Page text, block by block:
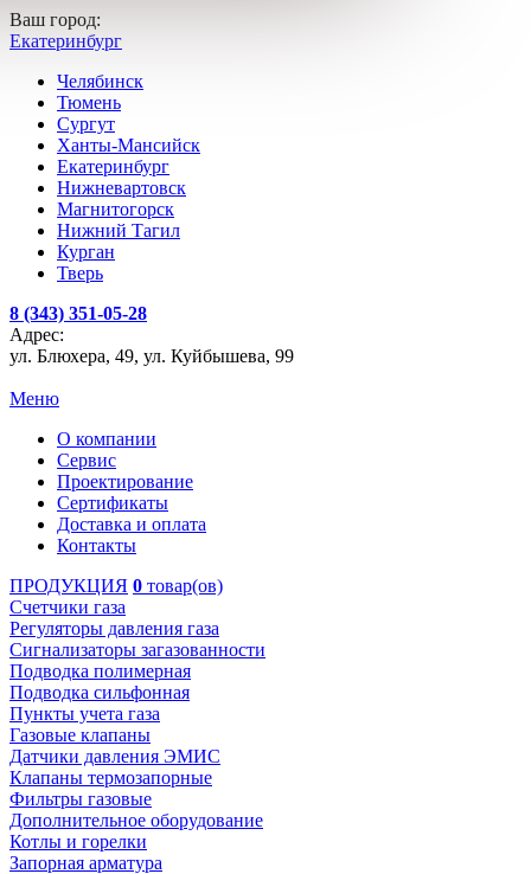
Ваш город:
Екатеринбург
Челябинск
Тюмень
Сургут
Ханты-Мансийск
Екатеринбург
Нижневартовск
Магнитогорск
Нижний Тагил
Курган
Тверь
8 (343) 351-05-28
Адрес:
ул. Блюхера, 49, ул. Куйбышева, 99
Меню
О компании
Сервис
Проектирование
Сертификаты
Доставка и оплата
Контакты
ПРОДУКЦИЯ 0 товар(ов)
Счетчики газа
Регуляторы давления газа
Сигнализаторы загазованности
Подводка полимерная
Подводка сильфонная
Пункты учета газа
Газовые клапаны
Датчики давления ЭМИС
Клапаны термозапорные
Фильтры газовые
Дополнительное оборудование
Котлы и горелки
Запорная арматура